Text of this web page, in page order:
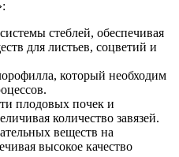
стеблей, обеспечивая
для листьев, соцветий и
который необходим
плодовых почек и
количество завязей.
веществ на
высокое качество